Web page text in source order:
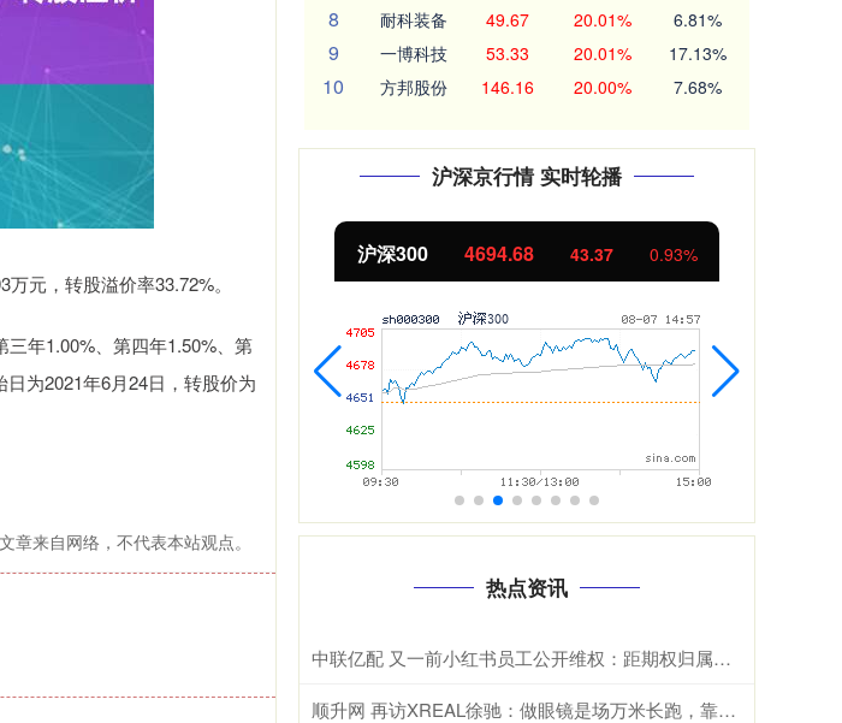
元，转股溢价率33.72%。
三年1.00%、第四年1.50%、第
为2021年6月24日，转股价为
章来自网络，不代表本站观点。
8 耐科装备 49.67 20.01% 6.81%
9 一博科技 53.33 20.01% 17.13%
10 方邦股份 146.16 20.00% 7.68%
沪深京行情 实时轮播
北证50 1134.18 11.30 1.01%
热点资讯
中联亿配 又一前小红书员工公开维权：距期权归属仅剩8天被解除劳动合同
顺升网 再访XREAL徐驰：做眼镜是场万米长跑，靠运气也靠打怪升级